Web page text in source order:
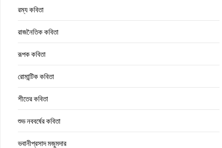
রম্য কবিতা
রাজনৈতিক কবিতা
রূপক কবিতা
রোমান্টিক কবিতা
শীতের কবিতা
শুভ নববর্ষের কবিতা
ভবানীপ্রসাদ মজুমদার